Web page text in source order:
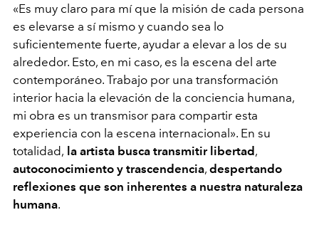
«Es muy claro para mí que la misión de cada persona
es elevarse a sí mismo y cuando sea lo
suficientemente fuerte, ayudar a elevar a los de su
alrededor. Esto, en mi caso, es la escena del arte
contemporáneo. Trabajo por una transformación
interior hacia la elevación de la conciencia humana,
mi obra es un transmisor para compartir esta
experiencia con la escena internacional». En su
totalidad, la artista busca transmitir libertad,
autoconocimiento y trascendencia, despertando
reflexiones que son inherentes a nuestra naturaleza
humana.